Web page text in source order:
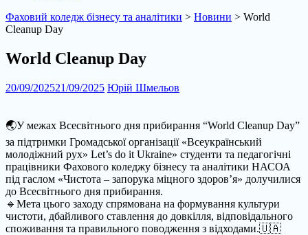
Фаховий коледж бізнесу та аналітики > Новини > World
Cleanup Day
World Cleanup Day
20/09/202521/09/2025 Юрій Шмельов
🌏У межах Всесвітнього дня прибирання “World Cleanup Day”
за підтримки Громадської організації «Всеукраїнський
молодіжний рух» Let’s do it Ukraine» студенти та педагогічні
працівники Фахового коледжу бізнесу та аналітики НАСОА
під гаслом «Чистота – запорука міцного здоровʼя» долучилися
до Всесвітнього дня прибирання.
🔹Мета цього заходу спрямована на формування культури
чистоти, дбайливого ставлення до довкілля, відповідального
споживання та правильного поводження з відходами.🇺🇦